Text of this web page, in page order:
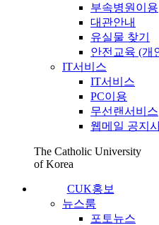
부속병원이용
대관안내
유실물 찾기
안전교육 (개
IT서비스
IT서비스
PC이용
무선랜서비스
웹메일 공지
The Catholic University
of Korea
CUK홍보
뉴스룸
포토뉴스